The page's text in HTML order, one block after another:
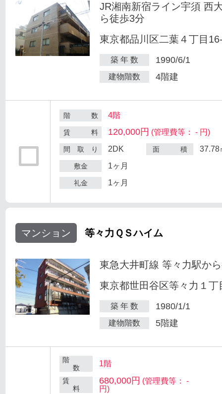
JR湘南新宿ライン宇須 西
ら徒歩3分
東京都品川区二葉４丁目
築 年 数 1990/6/1
建物階数 4階建
階 数 4階
賃 料 120,000円 (管理費等： - 円)
間 取 り 2DK 面 積 37.78
敷金 1ヶ月
礼金 1ヶ月
マンション 等々力ＱＳハイム
東急大井町線 等々力駅か
東京都世田谷区等々力１丁
築 年 数 1980/1/1
建物階数 5階建
階
数
1階
賃
料
680,000円 (管理費等： -
円)